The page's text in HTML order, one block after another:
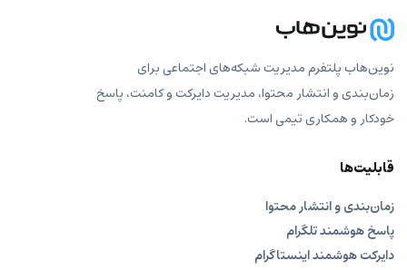
نوین‌هاب پلتفرم مدیریت شبکه‌های اجتماعی برای
زمان‌بندی و انتشار محتوا، مدیریت دایرکت و کامنت، پاسخ
خودکار و همکاری تیمی است.
قابلیت‌ها
زمان‌بندی و انتشار محتوا
پاسخ هوشمند تلگرام
دایرکت هوشمند اینستاگرام